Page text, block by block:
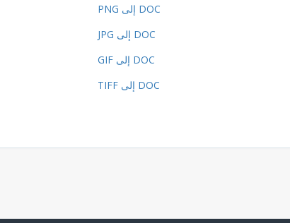
PNG إلى DOC
JPG إلى DOC
GIF إلى DOC
TIFF إلى DOC